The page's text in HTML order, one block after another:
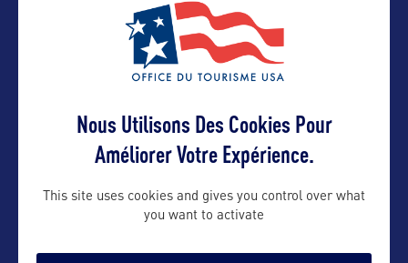
VOIR LE SITE
DANS LA MÊME CATEGORIE
Nous Utilisons Des Cookies Pour
Améliorer Votre Expérience.
This site uses cookies and gives you control over what
you want to activate